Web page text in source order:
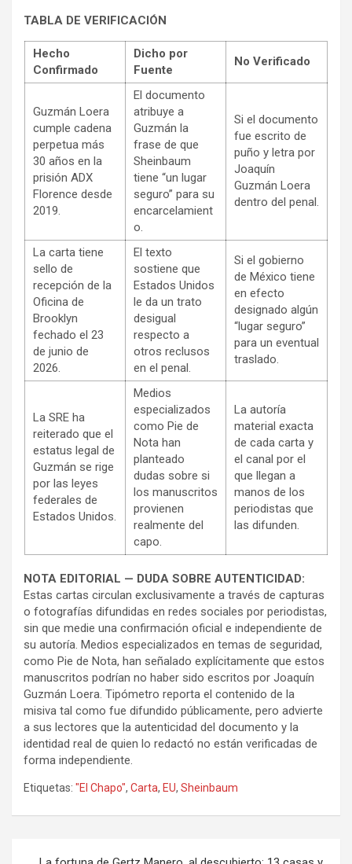
TABLA DE VERIFICACIÓN
Hecho
Confirmado
Dicho por
Fuente
No Verificado
Guzmán Loera
cumple cadena
perpetua más
30 años en la
prisión ADX
Florence desde
2019.
El documento
atribuye a
Guzmán la
frase de que
Sheinbaum
tiene “un lugar
seguro” para su
encarcelamient
o.
Si el documento
fue escrito de
puño y letra por
Joaquín
Guzmán Loera
dentro del penal.
La carta tiene
sello de
recepción de la
Oficina de
Brooklyn
fechado el 23
de junio de
2026.
El texto
sostiene que
Estados Unidos
le da un trato
desigual
respecto a
otros reclusos
en el penal.
Si el gobierno
de México tiene
en efecto
designado algún
“lugar seguro”
para un eventual
traslado.
La SRE ha
reiterado que el
estatus legal de
Guzmán se rige
por las leyes
federales de
Estados Unidos.
Medios
especializados
como Pie de
Nota han
planteado
dudas sobre si
los manuscritos
provienen
realmente del
capo.
La autoría
material exacta
de cada carta y
el canal por el
que llegan a
manos de los
periodistas que
las difunden.
NOTA EDITORIAL — DUDA SOBRE AUTENTICIDAD:
Estas cartas circulan exclusivamente a través de capturas
o fotografías difundidas en redes sociales por periodistas,
sin que medie una confirmación oficial e independiente de
su autoría. Medios especializados en temas de seguridad,
como Pie de Nota, han señalado explícitamente que estos
manuscritos podrían no haber sido escritos por Joaquín
Guzmán Loera. Tipómetro reporta el contenido de la
misiva tal como fue difundido públicamente, pero advierte
a sus lectores que la autenticidad del documento y la
identidad real de quien lo redactó no están verificadas de
forma independiente.
Etiquetas: "El Chapo", Carta, EU, Sheinbaum